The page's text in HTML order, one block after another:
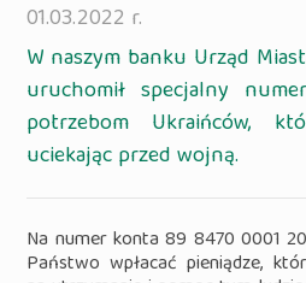
01.03.2022 r.
W naszym banku Urząd
uruchomił specjalny
potrzebom Ukraińców,
uciekając przed wojną.
Na numer konta 89 8470 0001
Państwo wpłacać pieniądze,